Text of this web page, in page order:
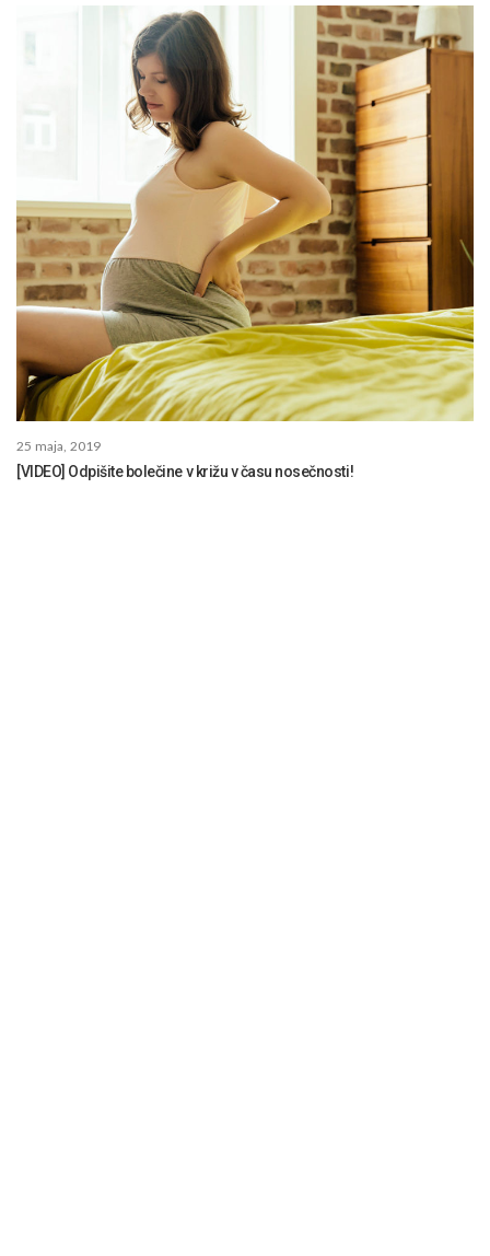
25 maja, 2019
[VIDEO] Odpišite bolečine v križu v času nosečnosti!